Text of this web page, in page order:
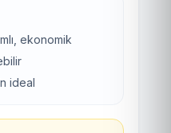
ekonomik
ideal